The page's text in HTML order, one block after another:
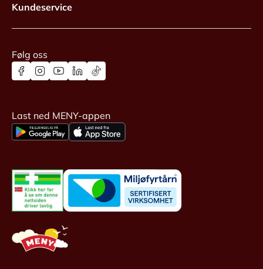
Kundeservice
Følg oss
Last ned MENY-appen